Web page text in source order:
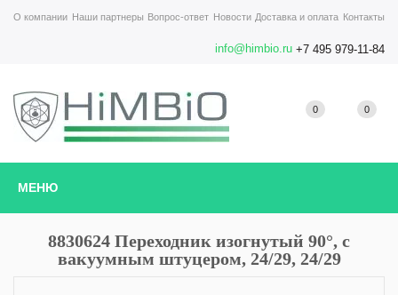
О компании Наши партнеры Вопрос-ответ Новости Доставка и оплата Контакты
info@himbio.ru +7 495 979-11-84
МЕНЮ
0 0
8830624 Переходник изогнутый 90°, с
вакуумным штуцером, 24/29, 24/29